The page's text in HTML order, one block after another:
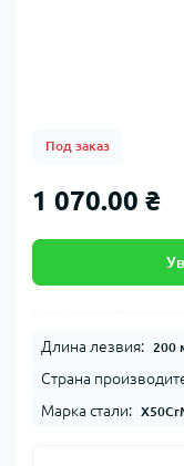
Под заказ
1 070.00 ₴
Длина лезвия: 200
Страна
Марка стали: